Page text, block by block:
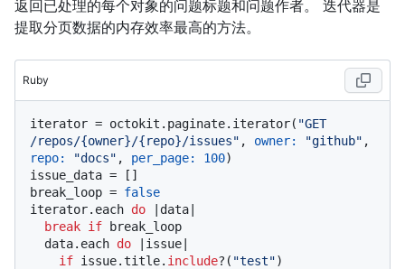
返回已处理的每个对象的问题标题和问题作者。 迭代器是
提取分页数据的内存效率最高的方法。
Ruby
iterator = octokit.paginate.iterator( "GET
/repos/{owner}/{repo}/issues" , owner: "github"
repo:
"docs" , per_page: 100)
issue_data = []
break_loop = false
iterator.each do data
break if break_loop
  data.each
do issue
if issue.title. include?( "test")